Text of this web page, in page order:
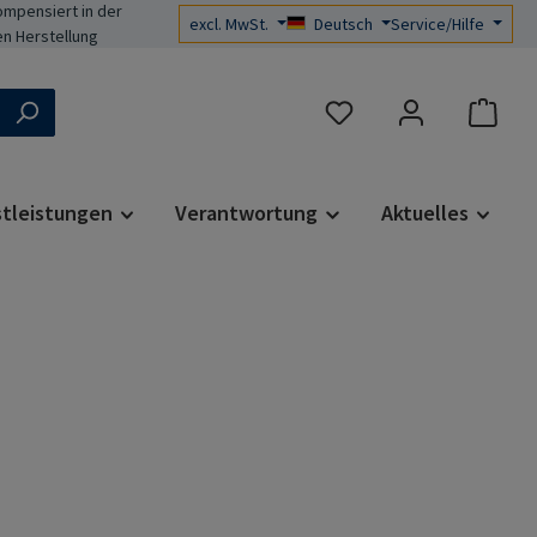
in der
Herstellung
excl. MwSt. Deutsch Service/Hilfe
Du hast 0 Produkte auf
Verantwortung Aktuelles